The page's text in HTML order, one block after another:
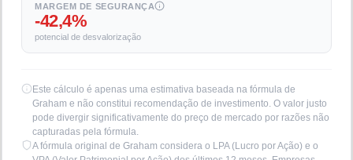
MARGEM DE SEGURANÇA
-42,4%
potencial de desvalorização
Este cálculo é apenas uma estimativa baseada na fórmula de
Graham e não constitui recomendação de investimento. O valor justo
pode divergir significativamente do preço de mercado por razões não
capturadas pela fórmula.
A fórmula original de Graham considera o LPA (Lucro por Ação) e o